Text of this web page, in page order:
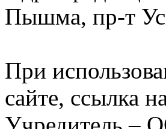
Пышма, пр-т
При
сайте, ссылка